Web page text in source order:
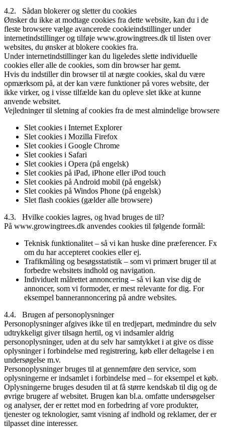
4.2. Sådan blokerer og sletter du cookies
Ønsker du ikke at modtage cookies fra dette website, kan du i de
fleste browsere vælge avancerede cookieindstillinger under
internetindstillinger og tilføje www.growingtrees.dk til listen over
websites, du ønsker at blokere cookies fra.
Under internetindstillinger kan du ligeledes slette individuelle
cookies eller alle de cookies, som din browser har gemt.
Hvis du indstiller din browser til at nægte cookies, skal du være
opmærksom på, at der kan være funktioner på vores website, der
ikke virker, og i visse tilfælde kan du opleve slet ikke at kunne
anvende websitet.
Vejledninger til sletning af cookies fra de mest almindelige browsere
Slet cookies i Internet Explorer
Slet cookies i Mozilla Firefox
Slet cookies i Google Chrome
Slet cookies i Safari
Slet cookies i Opera (på engelsk)
Slet cookies på iPad, iPhone eller iPod touch
Slet cookies på Android mobil (på engelsk)
Slet cookies på Windos Phone (på engelsk)
Slet flash cookies (gælder alle browsere)
4.3. Hvilke cookies lagres, og hvad bruges de til?
På www.growingtrees.dk anvendes cookies til følgende formål:
Teknisk funktionalitet – så vi kan huske dine præferencer. Fx
om du har accepteret cookies eller ej.
Trafikmåling og besøgsstatistik – som vi primært bruger til at
forbedre websitets indhold og navigation.
Individuelt målrettet annoncering – så vi kan vise dig de
annoncer, som vi formoder, er mest relevante for dig. For
eksempel bannerannoncering på andre websites.
4.4. Brugen af personoplysninger
Personoplysninger afgives ikke til en tredjepart, medmindre du selv
udtrykkeligt giver tilsagn hertil, og vi indsamler aldrig
personoplysninger, uden at du selv har samtykket i at give os disse
oplysninger i forbindelse med registrering, køb eller deltagelse i en
undersøgelse m.v.
Personoplysninger bruges til at gennemføre den service, som
oplysningerne er indsamlet i forbindelse med – for eksempel et køb.
Oplysningerne bruges desuden til at få større kendskab til dig og de
øvrige brugere af websitet. Brugen kan bl.a. omfatte undersøgelser
og analyser, der er rettet mod en forbedring af vore produkter,
tjenester og teknologier, samt visning af indhold og reklamer, der er
tilpasset dine interesser.